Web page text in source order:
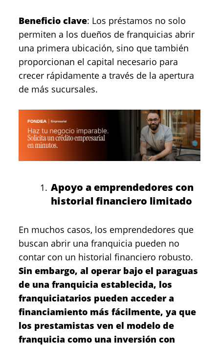
Beneficio clave: Los préstamos no solo
permiten a los dueños de franquicias abrir
una primera ubicación, sino que también
proporcionan el capital necesario para
crecer rápidamente a través de la apertura
de más sucursales.
Apoyo a emprendedores con
historial financiero limitado
En muchos casos, los emprendedores que
buscan abrir una franquicia pueden no
contar con un historial financiero robusto.
Sin embargo, al operar bajo el paraguas
de una franquicia establecida, los
franquiciatarios pueden acceder a
financiamiento más fácilmente, ya que
los prestamistas ven el modelo de
franquicia como una inversión con